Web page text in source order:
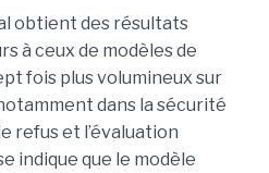
obtient des résultats
à ceux de modèles de
fois plus volumineux sur
dans la sécurité
refus et l’évaluation
indique que le modèle